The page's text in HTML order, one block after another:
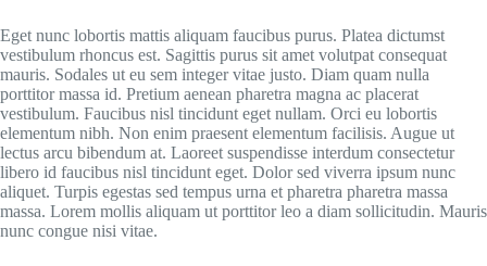
Eget nunc lobortis mattis aliquam faucibus purus. Platea dictumst
vestibulum rhoncus est. Sagittis purus sit amet volutpat consequat
mauris. Sodales ut eu sem integer vitae justo. Diam quam nulla
porttitor massa id. Pretium aenean pharetra magna ac placerat
vestibulum. Faucibus nisl tincidunt eget nullam. Orci eu lobortis
elementum nibh. Non enim praesent elementum facilisis. Augue ut
lectus arcu bibendum at. Laoreet suspendisse interdum consectetur
libero id faucibus nisl tincidunt eget. Dolor sed viverra ipsum nunc
aliquet. Turpis egestas sed tempus urna et pharetra pharetra massa
massa. Lorem mollis aliquam ut porttitor leo a diam sollicitudin. Mauris
nunc congue nisi vitae.